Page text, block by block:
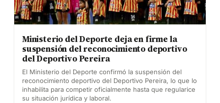
Ministerio del Deporte deja en firme la
suspensión del reconocimiento deportivo
del Deportivo Pereira
El Ministerio del Deporte confirmó la suspensión del
reconocimiento deportivo del Deportivo Pereira, lo que lo
inhabilita para competir oficialmente hasta que regularice
su situación jurídica y laboral.